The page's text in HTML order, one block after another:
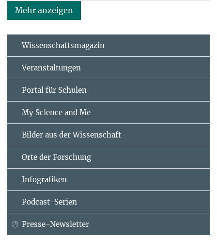
Mehr anzeigen
Wissenschaftsmagazin
Veranstaltungen
Portal für Schulen
My Science and Me
Bilder aus der Wissenschaft
Orte der Forschung
Infografiken
Podcast-Serien
Presse-Newsletter